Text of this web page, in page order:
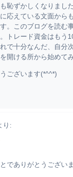
恥ずかしくなりまし
応えている文面から
。このブログを読む
トレード資金はもう
で十分なんだ、自分
開ける所から始めてみ
ございます(*^^*)
り:
でありがとうございま